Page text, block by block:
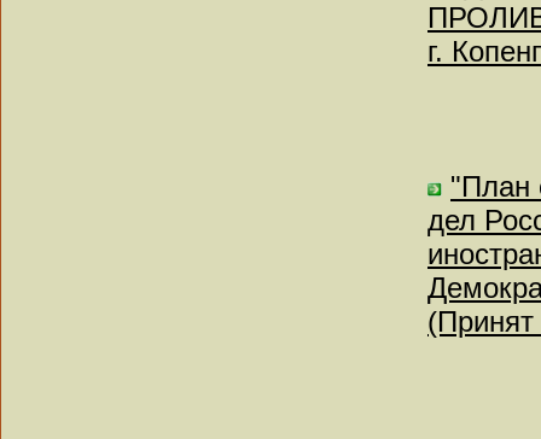
г.
"План
дел
(Принят